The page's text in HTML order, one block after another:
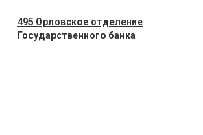
495 Орловское отделение
Государственного банка